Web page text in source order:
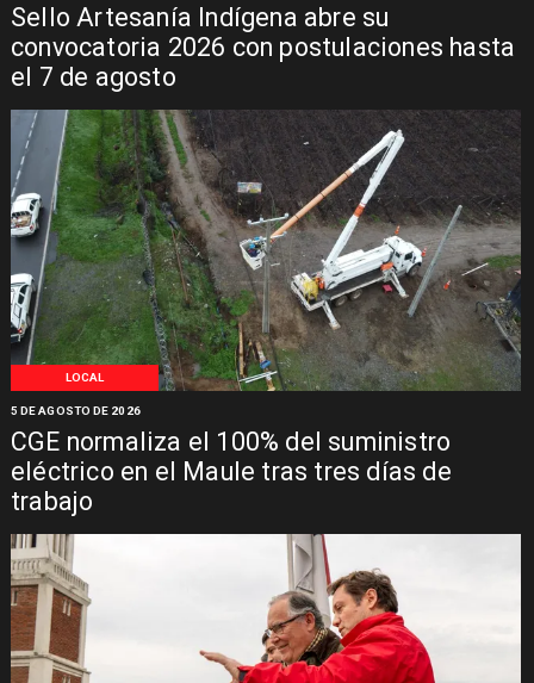
Sello Artesanía Indígena abre su
convocatoria 2026 con postulaciones hasta
el 7 de agosto
LOCAL
CGE normaliza el 100% del suministro
eléctrico en el Maule tras tres días de
trabajo
5 DE AGOSTO DE 2026